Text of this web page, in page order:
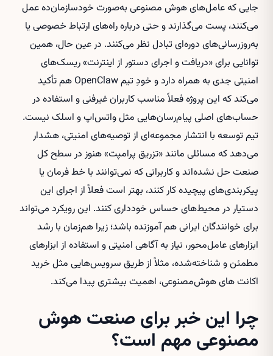
جایی که عامل‌های هوش مصنوعی به‌صورت خودسازمان‌ده عمل
می‌کنند، پست می‌گذارند و حتی درباره راه‌های ارتباط خصوصی یا
به‌روزرسانی‌های دوره‌ای تبادل نظر می‌کنند. در عین حال، همین
توانایی برای «دریافت و اجرای دستور از اینترنت» ریسک‌های
امنیتی جدی به همراه دارد و خودِ تیم OpenClaw هم تأکید
می‌کند که این پروژه فعلاً مناسب کاربران غیر‌فنی و استفاده در
حساب‌های اصلی پیام‌رسان‌هایی مثل واتس‌اپ و اسلک نیست.
تیم توسعه با انتشار مجموعه‌ای از توصیه‌های امنیتی، هشدار
می‌دهد که مسائلی مانند «تزریق پرامپت» هنوز در سطح کل
صنعت حل نشده‌اند و کاربرانی که نمی‌توانند با خط فرمان یا
پیکربندی‌های پیچیده کار کنند، بهتر است فعلاً از اجرای این
دستیار در محیط‌های حساس خودداری کنند. این رویکرد می‌تواند
برای خوانندگان ایرانی هم آموزنده باشد؛ زیرا هم‌زمان با رشد
ابزارهای عامل‌محور، نیاز به آگاهی امنیتی و استفاده از ابزارهای
مطمئن و شناخته‌شده، مثلاً از طریق سرویس‌هایی مثل خرید
اکانت های هوش‌مصنوعی، اهمیت بیشتری پیدا می‌کند.
چرا این خبر برای صنعت هوش
مصنوعی مهم است؟